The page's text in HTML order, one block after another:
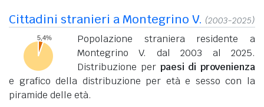
Cittadini stranieri a Montegrino V. (2003-2025)
Popolazione straniera residente a
Montegrino V. dal 2003 al 2025.
Distribuzione per paesi di provenienza
e grafico della distribuzione per età e sesso con la
piramide delle età.